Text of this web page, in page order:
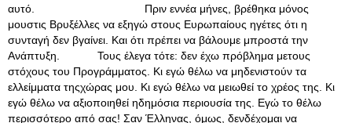
αυτό. Πριν εννέα μήνες, βρέθηκα μόνος
μουστις Βρυξέλλες να εξηγώ στους Ευρωπαίους ηγέτες ότι η
συνταγή δεν βγαίνει. Και ότι πρέπει να βάλουμε μπροστά την
Ανάπτυξη. Τους έλεγα τότε: δεν έχω πρόβλημα μετους
στόχους του Προγράμματος. Κι εγώ θέλω να μηδενιστούν τα
ελλείμματα τηςχώρας μου. Κι εγώ θέλω να μειωθεί το χρέος της. Κι
εγώ θέλω να αξιοποιηθεί ηδημόσια περιουσία της. Εγώ το θέλω
περισσότερο από σας! Σαν Έλληνας, όμως, δενδέχομαι να